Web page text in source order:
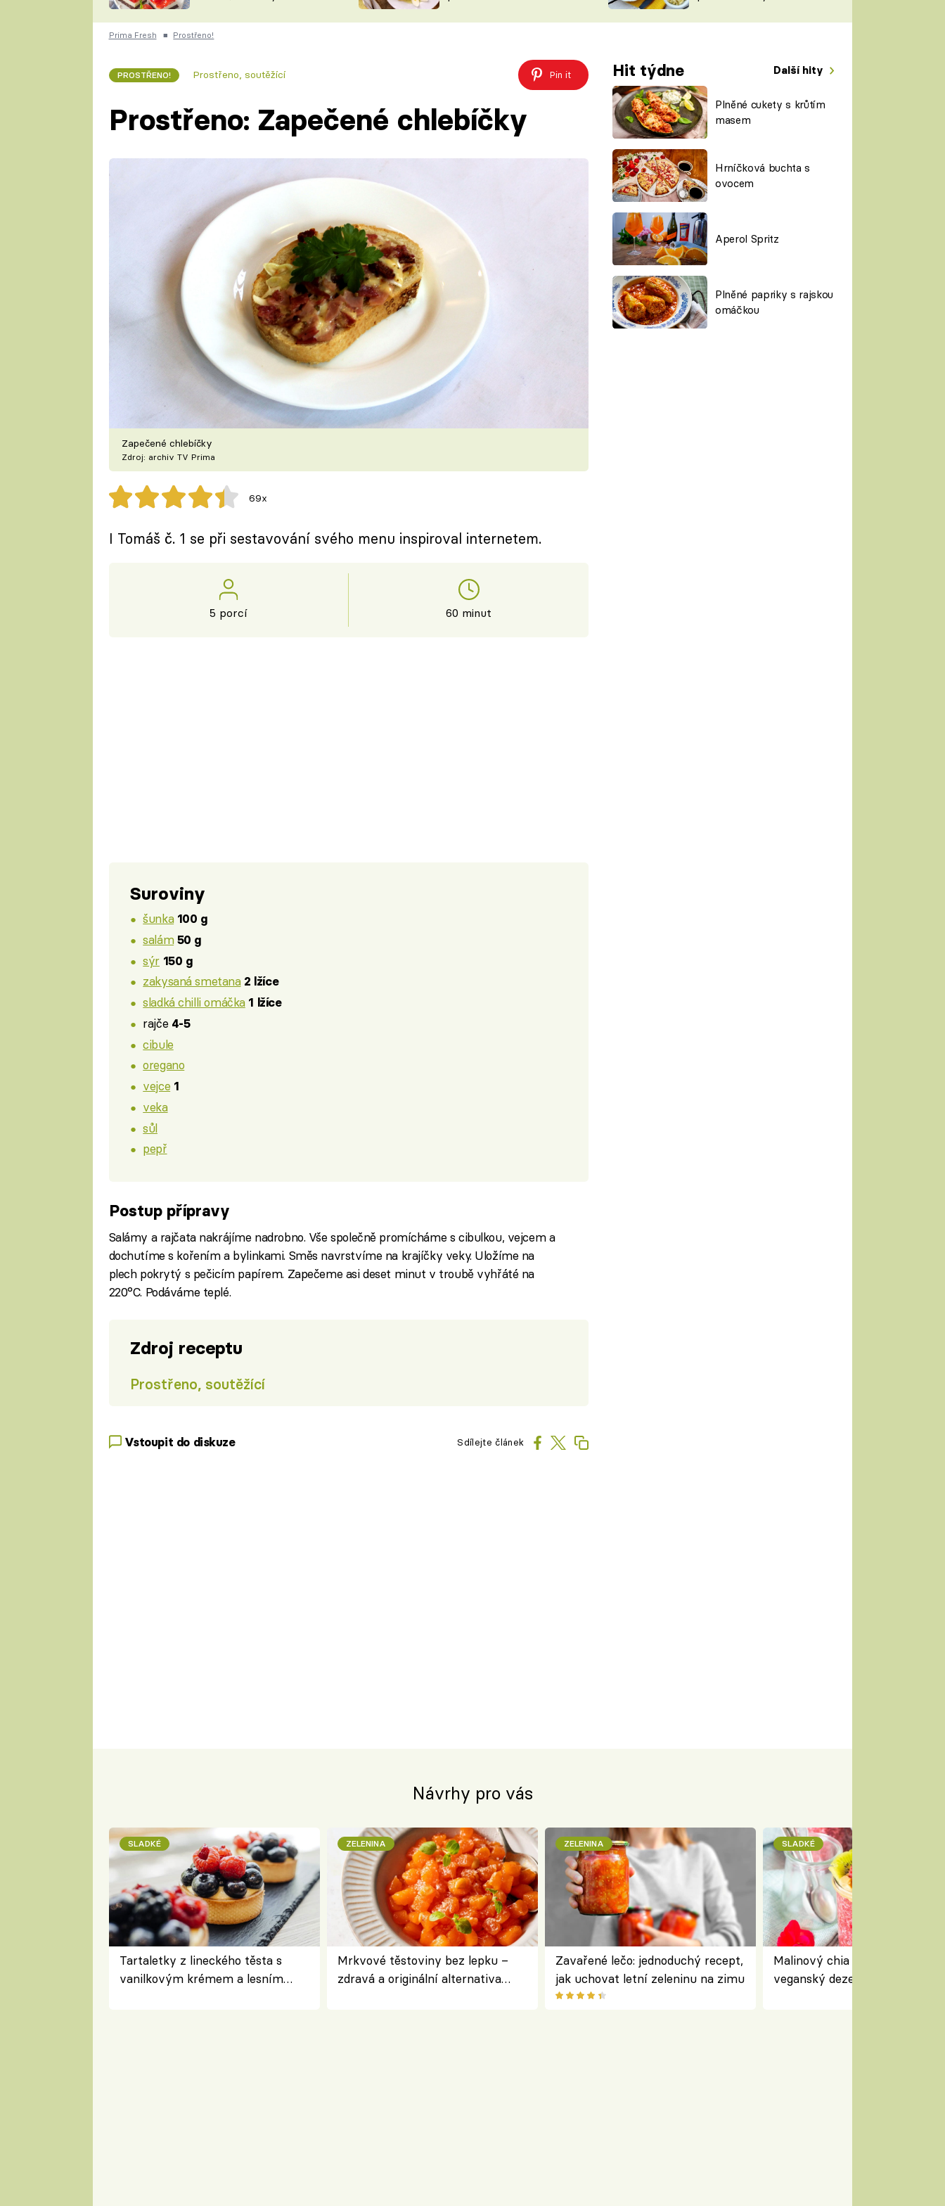
ČESKO NA TALÍŘI
KUCHAŘKA
VYCHYTÁVKY
ŠÉFREDAKTORKY
ČASOPIS
Prima Fresh ■ Prostřeno!
PROSTŘENO! Prostřeno, soutěžící Pin it Hit týdne Další hity
Plněné cukety s krůtím
masem
Hrníčková buchta s
ovocem
Aperol Spritz
Plněné papriky s rajskou
omáčkou
Prostřeno: Zapečené chlebíčky
Zapečené chlebíčky
Zdroj: archiv TV Prima
69x
I Tomáš č. 1 se při sestavování svého menu inspiroval internetem.
5 porcí 60 minut
Suroviny
šunka 100 g
salám 50 g
sýr 150 g
zakysaná smetana 2 lžíce
sladká chilli omáčka 1 lžíce
rajče 4-5
cibule
oregano
vejce 1
veka
sůl
pepř
Postup přípravy
Salámy a rajčata nakrájíme nadrobno. Vše společně promícháme s cibulkou, vejcem a
dochutíme s kořením a bylinkami. Směs navrstvíme na krajíčky veky. Uložíme na
plech pokrytý s pečicím papírem. Zapečeme asi deset minut v troubě vyhřáté na
220°C. Podáváme teplé.
Zdroj receptu
Prostřeno, soutěžící
Vstoupit do diskuze Sdílejte článek
Návrhy pro vás
SLADKÉ
Tartaletky z lineckého těsta s
vanilkovým krémem a lesním
ZELENINA
Mrkvové těstoviny bez lepku –
zdravá a originální alternativa
ZELENINA
Zavařené lečo: jednoduchý recept,
jak uchovat letní zeleninu na zimu
SLADKÉ
Malinový chia pudink s
veganský dezert plný ovoce a